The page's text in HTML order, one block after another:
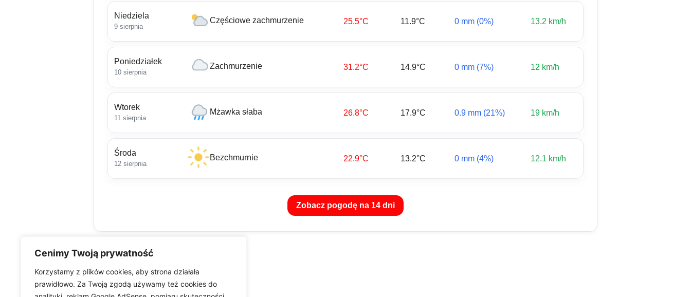
Cenimy Twoją prywatność
Korzystamy z plików cookies, aby strona działała
prawidłowo. Za Twoją zgodą używamy też cookies do
Niedziela
9 sierpnia
Częściowe zachmurzenie 25.5°C 11.9°C 0 mm (0%) 13.2 km/h
Poniedziałek
10 sierpnia
Zachmurzenie 31.2°C 14.9°C 0 mm (7%) 12 km/h
Wtorek
11 sierpnia
Mżawka słaba 26.8°C 17.9°C 0.9 mm (21%) 19 km/h
Środa
12 sierpnia
Bezchmurnie 22.9°C 13.2°C 0 mm (4%) 12.1 km/h
Zobacz pogodę na 14 dni